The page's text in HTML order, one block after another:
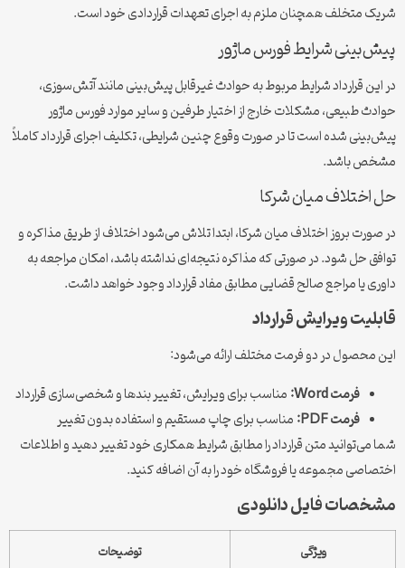
متخلف همچنان ملزم به اجرای تعهدات قراردادی خود است.
شرایط فورس ماژور
قرارداد شرایط مربوط به حوادث غیرقابل پیش‌بینی مانند آتش‌سوزی،
طبیعی، مشکلات خارج از اختیار طرفین و سایر موارد فورس ماژور
شده است تا در صورت وقوع چنین شرایطی، تکلیف اجرای قرارداد کاملاً
باشد.
میان شرکا
بروز اختلاف میان شرکا، ابتدا تلاش می‌شود اختلاف از طریق مذاکره و
حل شود. در صورتی که مذاکره نتیجه‌ای نداشته باشد، امکان مراجعه به
یا مراجع صالح قضایی مطابق مفاد قرارداد وجود خواهد داشت.
ویرایش قرارداد
محصول در دو فرمت مختلف ارائه می‌شود:
فرمت Word:
مناسب برای ویرایش، تغییر بندها و شخصی‌سازی قرارداد
فرمت PDF:
مناسب برای چاپ مستقیم و استفاده بدون تغییر
متن قرارداد را مطابق شرایط همکاری خود تغییر دهید و اطلاعات
مجموعه یا فروشگاه خود را به آن اضافه کنید.
فایل دانلودی
توضیحات